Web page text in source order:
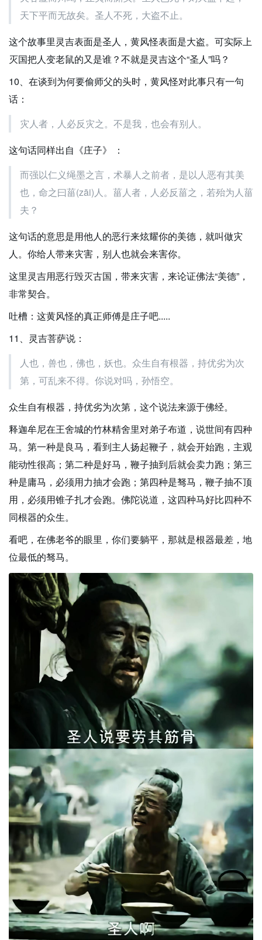
天下平而无故矣。圣人不死，大盗不止。
这个故事里灵吉表面是圣人，黄风怪表面是大盗。可实际上
灭国把人变老鼠的又是谁？不就是灵吉这个“圣人”吗？
10、在谈到为何要偷师父的头时，黄风怪对此事只有一句
话：
灾人者，人必反灾之。不是我，也会有别人。
这句话同样出自《庄子》 ：
而强以仁义绳墨之言，术暴人之前者，是以人恶有其美
也，命之曰菑(zāi)人。菑人者，人必反菑之，若殆为人菑
夫？
这句话的意思是用他人的恶行来炫耀你的美德，就叫做灾
人。你给人带来灾害，别人也就会来害你。
这里灵吉用恶行毁灭古国，带来灾害，来论证佛法“美德”，
非常契合。
吐槽：这黄风怪的真正师傅是庄子吧.....
11、灵吉菩萨说：
人也，兽也，佛也，妖也。众生自有根器，持优劣为次
第，可乱来不得。你说对吗，孙悟空。
众生自有根器，持优劣为次第，这个说法来源于佛经。
释迦牟尼在王舍城的竹林精舍里对弟子布道，说世间有四种
马。第一种是良马，看到主人扬起鞭子，就会开始跑，主观
能动性很高；第二种是好马，鞭子抽到后就会卖力跑；第三
种是庸马，必须用力抽才会跑；第四种是驽马，鞭子抽不顶
用，必须用锥子扎才会跑。佛陀说道，这四种马好比四种不
同根器的众生。
看吧，在佛老爷的眼里，你们要躺平，那就是根器最差，地
位最低的驽马。